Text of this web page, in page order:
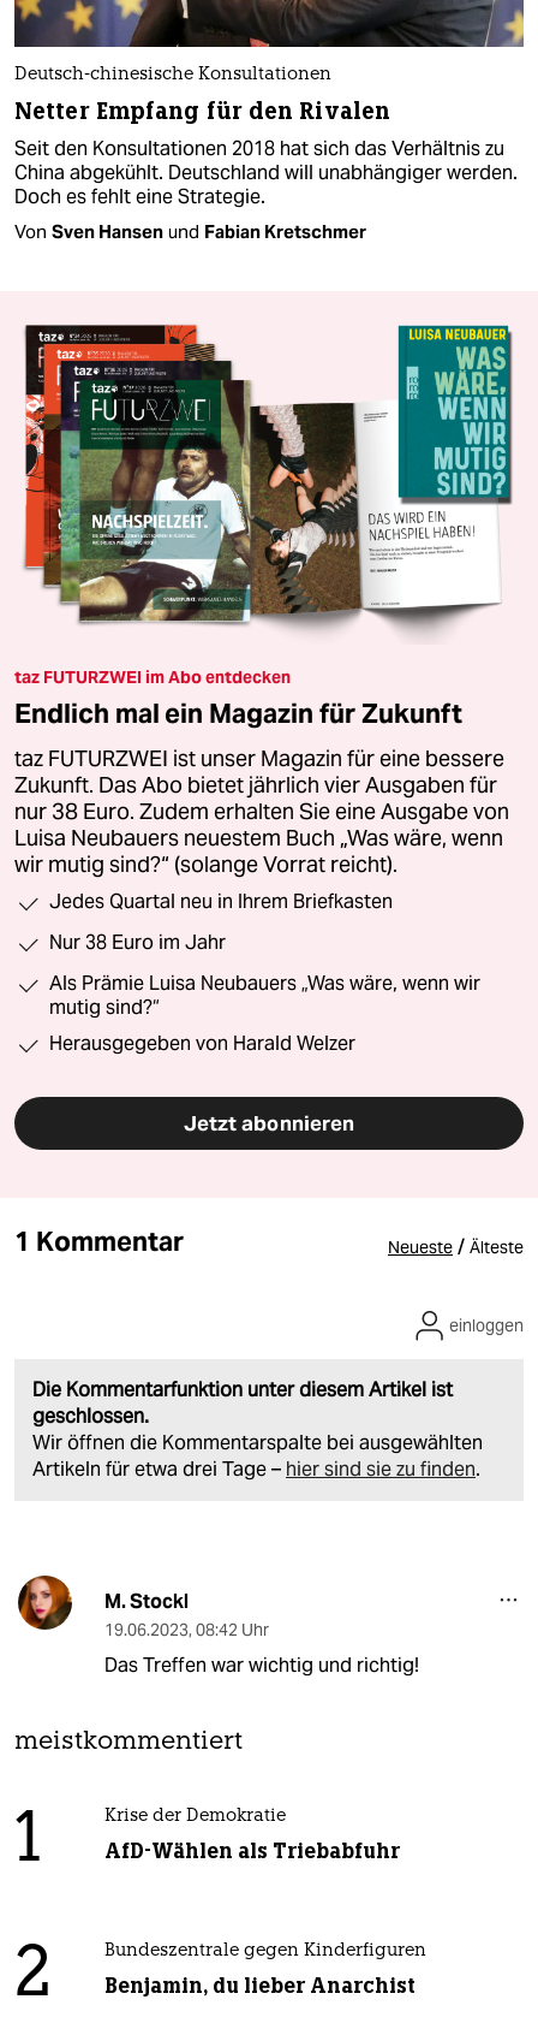
Deutsch-chinesische Konsultationen
Netter Empfang für den Rivalen
Seit den Konsultationen 2018 hat sich das Verhältnis zu
China abgekühlt. Deutschland will unabhängiger werden.
Doch es fehlt eine Strategie.
Von Sven Hansen und Fabian Kretschmer
taz FUTURZWEI im Abo entdecken
Endlich mal ein Magazin für Zukunft
taz FUTURZWEI ist unser Magazin für eine bessere
Zukunft. Das Abo bietet jährlich vier Ausgaben für
nur 38 Euro. Zudem erhalten Sie eine Ausgabe von
Luisa Neubauers neuestem Buch „Was wäre, wenn
wir mutig sind?“ (solange Vorrat reicht).
Jedes Quartal neu in Ihrem Briefkasten
Nur 38 Euro im Jahr
Als Prämie Luisa Neubauers „Was wäre, wenn wir
mutig sind?“
Herausgegeben von Harald Welzer
Jetzt abonnieren
1 Kommentar Neueste / Älteste
Die Kommentarfunktion unter diesem Artikel ist
geschlossen.
Wir öffnen die Kommentarspalte bei ausgewählten
Artikeln für etwa drei Tage – hier sind sie zu finden.
einloggen
M. Stockl
19.06.2023, 08:42 Uhr
Das Treffen war wichtig und richtig!
meistkommentiert
1 Krise der Demokratie
AfD-Wählen als Triebabfuhr
2 Bundeszentrale gegen Kinderfiguren
Benjamin, du lieber Anarchist